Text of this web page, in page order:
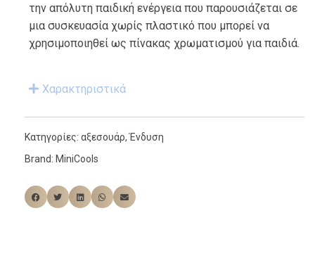
την απόλυτη παιδική ενέργεια που παρουσιάζεται σε
μια συσκευασία χωρίς πλαστικό που μπορεί να
χρησιμοποιηθεί ως πίνακας χρωματισμού για παιδιά.
Χαρακτηριστικά
Κατηγορίες: αξεσουάρ,Ένδυση
Brand: MiniCools